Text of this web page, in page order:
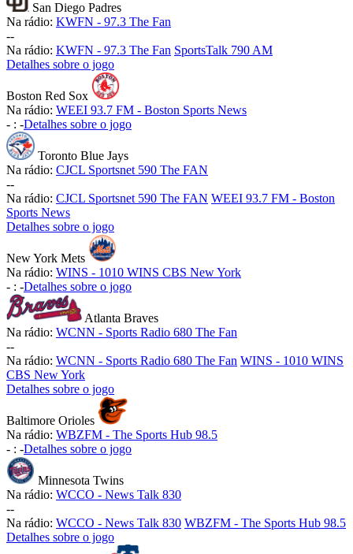
San Diego Padres
Na rádio: KWFN - 97.3 The Fan
--
Na rádio: KWFN - 97.3 The Fan SportsTalk 790 AM
Detalhes sobre o jogo
Boston Red Sox
Na rádio: WEEI 93.7 FM - Boston Sports News
- : -Detalhes sobre o jogo
Toronto Blue Jays
Na rádio: CJCL Sportsnet 590 The FAN
--
Na rádio: CJCL Sportsnet 590 The FAN WEEI 93.7 FM - Boston
Sports News
Detalhes sobre o jogo
New York Mets
Na rádio: WINS - 1010 WINS CBS New York
- : -Detalhes sobre o jogo
Atlanta Braves
Na rádio: WCNN - Sports Radio 680 The Fan
--
Na rádio: WCNN - Sports Radio 680 The Fan WINS - 1010 WINS
CBS New York
Detalhes sobre o jogo
Baltimore Orioles
Na rádio: WBZFM - The Sports Hub 98.5
- : -Detalhes sobre o jogo
Minnesota Twins
Na rádio: WCCO - News Talk 830
--
Na rádio: WCCO - News Talk 830 WBZFM - The Sports Hub 98.5
Detalhes sobre o jogo